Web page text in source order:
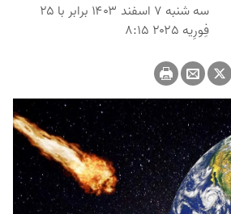
سه شنبه ۷ اسفند ۱۴۰۳ برابر با ۲۵
فِورِیه ۲۰۲۵ ۸:۱۵